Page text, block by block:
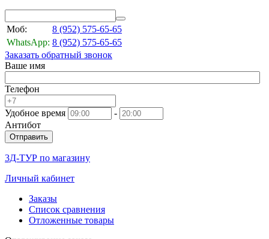
Моб: 8 (952) 575-65-65
WhatsApp: 8 (952) 575-65-65
Заказать обратный звонок
Ваше имя
Телефон
Удобное время
-
Антибот
Отправить
3Д-ТУР по магазину
Личный кабинет
Заказы
Список сравнения
Отложенные товары